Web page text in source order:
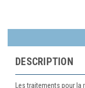
DESCRIPTION
Les traitements pour